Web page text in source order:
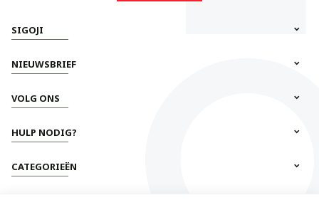
NIEUWSBRIEF
VOLG ONS
SIGOJI
HULP NODIG?
CATEGORIEËN